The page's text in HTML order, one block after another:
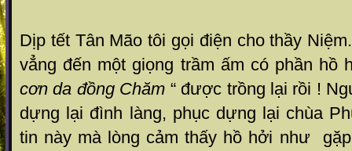
Dịp tết Tân Mão tôi gọi điện cho thầy
vẳng đến một giọng trầm ấm có phần hồ
cơn da đồng Chăm “ được trồng lại rồi !
dựng lại đình làng, phục dựng lại chùa
tin này mà lòng cảm thấy hồ hởi như